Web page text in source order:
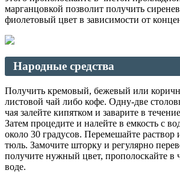
марганцовкой позволит получить
фиолетовый цвет в зависимости от
Народные средства
Получить кремовый, бежевый или
листовой чай либо кофе. Одну-две
чая залейте кипятком и заварите в
Затем процедите и налейте в емкость с
около 30 градусов. Перемешайте раствор
тюль. Замочите шторку и регулярно
получите нужный цвет, прополоскайте в
воде.